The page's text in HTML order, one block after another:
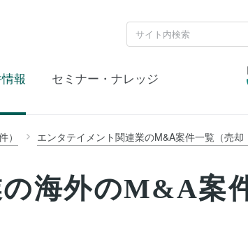
報 セミナー・ナレッジ
） エンタテイメント関連業のM&A案件一覧（売却
海外のM&A案